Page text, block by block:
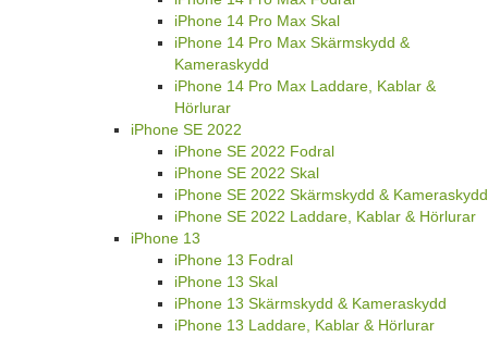
iPhone 14 Pro Max Skal
iPhone 14 Pro Max Skärmskydd &
Kameraskydd
iPhone 14 Pro Max Laddare, Kablar &
Hörlurar
iPhone SE 2022
iPhone SE 2022 Fodral
iPhone SE 2022 Skal
iPhone SE 2022 Skärmskydd & Kameraskydd
iPhone SE 2022 Laddare, Kablar & Hörlurar
iPhone 13
iPhone 13 Fodral
iPhone 13 Skal
iPhone 13 Skärmskydd & Kameraskydd
iPhone 13 Laddare, Kablar & Hörlurar